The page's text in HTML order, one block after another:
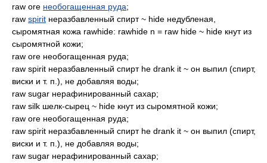
raw ore необогащенная руда;
raw spirit неразбавленный спирт ~ hide недубленая,
сыромятная кожа rawhide: rawhide n = raw hide ~ hide кнут из
сыромятной кожи;
raw ore необогащенная руда;
raw spirit неразбавленный спирт he drank it ~ он выпил (спирт,
виски и т. п.), не добавляя воды;
raw sugar нерафинированный сахар;
raw silk шелк-сырец ~ hide кнут из сыромятной кожи;
raw ore необогащенная руда;
raw spirit неразбавленный спирт he drank it ~ он выпил (спирт,
виски и т. п.), не добавляя воды;
raw sugar нерафинированный сахар;